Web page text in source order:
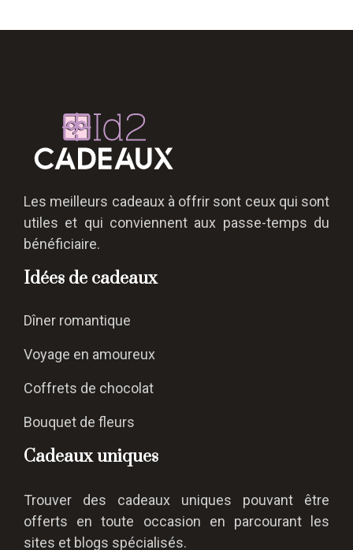
Les meilleurs cadeaux à offrir sont ceux qui sont
utiles et qui conviennent aux passe-temps du
bénéficiaire.
Idées de cadeaux
Dîner romantique
Voyage en amoureux
Coffrets de chocolat
Bouquet de fleurs
Cadeaux uniques
Trouver des cadeaux uniques pouvant être
offerts en toute occasion en parcourant les
sites et blogs spécialisés.